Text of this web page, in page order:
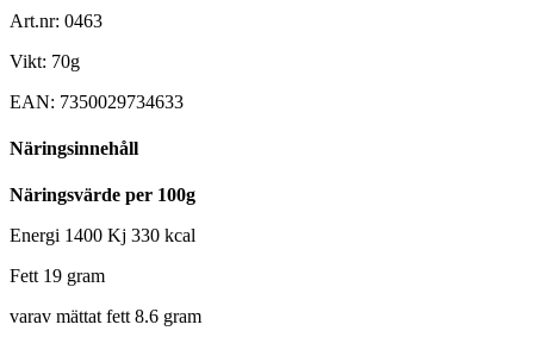
Art.nr: 0463
Vikt: 70g
EAN: 7350029734633
Näringsinnehåll
Näringsvärde per 100g
Energi 1400 Kj 330 kcal
Fett 19 gram
varav mättat fett 8.6 gram